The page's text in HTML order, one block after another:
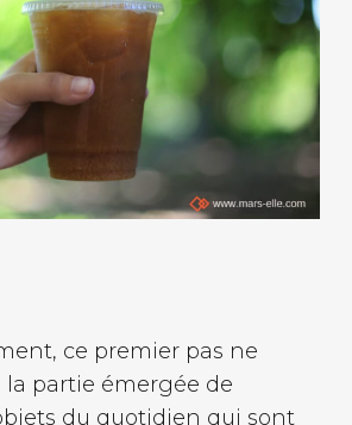
ce premier pas ne
partie émergée de
du quotidien qui sont